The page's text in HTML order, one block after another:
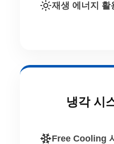
재생 에너지 활
냉각 시
Free Cooling